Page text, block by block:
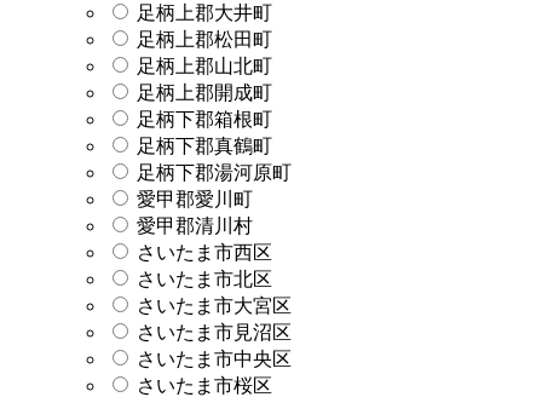
足柄上郡大井町
足柄上郡松田町
足柄上郡山北町
足柄上郡開成町
足柄下郡箱根町
足柄下郡真鶴町
足柄下郡湯河原町
愛甲郡愛川町
愛甲郡清川村
さいたま市西区
さいたま市北区
さいたま市大宮区
さいたま市見沼区
さいたま市中央区
さいたま市桜区